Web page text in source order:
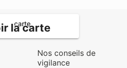
la carte
Nos conseils de
vigilance